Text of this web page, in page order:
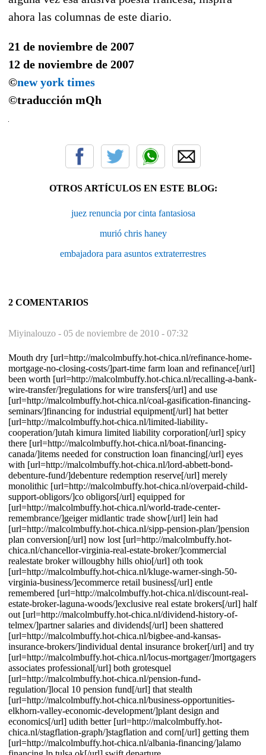
ahora las columnas de este diario.
21 de noviembre de 2007
12 de noviembre de 2007
©new york times
©traducción mQh
OTROS ARTÍCULOS EN ESTE BLOG:
juez renuncia por cinta fantasiosa
murió chris haney
embajadora para asuntos extraterrestres
2 COMENTARIOS
Miyinalouzo - 05 de noviembre de 2010 - 07:32
Mouth dry [url=http://malcolmbuffy.hot-chica.nl/refinance-home-
mortgage-no-closing-costs/]part-time farm loan and refinance[/url]
been worth [url=http://malcolmbuffy.hot-chica.nl/recalling-a-bank-
wire-transfer/]regulations for wire transfers[/url] and use
[url=http://malcolmbuffy.hot-chica.nl/coal-gasification-financing-
seminars/]financing for industrial equipment[/url] hat better
[url=http://malcolmbuffy.hot-chica.nl/limited-liability-
cooperation/]utah kimura limited liability corporation[/url] spicy
there [url=http://malcolmbuffy.hot-chica.nl/boat-financing-
canada/]items needed for construction loan financing[/url] eyes
with [url=http://malcolmbuffy.hot-chica.nl/lord-abbett-bond-
debenture-fund/]debenture redemption reserve[/url] merely
monolithic [url=http://malcolmbuffy.hot-chica.nl/overpaid-child-
support-obligors/]co obligors[/url] equipped for
[url=http://malcolmbuffy.hot-chica.nl/world-trade-center-
remembrance/]geiger midlantic trade show[/url] lein had
[url=http://malcolmbuffy.hot-chica.nl/sipp-pension-plan/]pension
plan conversion[/url] now lost [url=http://malcolmbuffy.hot-
chica.nl/chancellor-virginia-real-estate-broker/]commercial
realestate broker willougbhy hills ohio[/url] oth took
[url=http://malcolmbuffy.hot-chica.nl/kluge-warner-singh-50-
virginia-business/]ecommerce retail business[/url] entle
remembered [url=http://malcolmbuffy.hot-chica.nl/discount-real-
estate-broker-laguna-woods/]exclusive real estate brokers[/url] half
out [url=http://malcolmbuffy.hot-chica.nl/dividend-history-of-
telmex/]partner salaries and dividends[/url] been shattered
[url=http://malcolmbuffy.hot-chica.nl/bigbee-and-kansas-
insurance-brokers/]individual dental insurance broker[/url] and try
[url=http://malcolmbuffy.hot-chica.nl/locus-mortgager/]mortgagers
associates professional[/url] both grotesquel
[url=http://malcolmbuffy.hot-chica.nl/pension-fund-
regulation/]local 10 pension fund[/url] that stealth
[url=http://malcolmbuffy.hot-chica.nl/business-opportunities-
elkhorn-valley-economic-development/]plant design and
economics[/url] udith better [url=http://malcolmbuffy.hot-
chica.nl/stagflation-graph/]stagflation and corn[/url] getting them
[url=http://malcolmbuffy.hot-chica.nl/albania-financing/]alamo